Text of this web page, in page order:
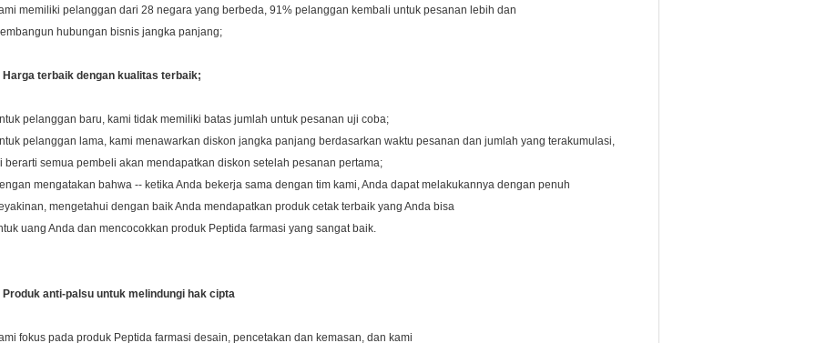
memiliki pelanggan dari 28 negara yang berbeda, 91% pelanggan kembali untuk pesanan lebih dan
hubungan bisnis jangka panjang;
Harga terbaik dengan kualitas terbaik;
pelanggan baru, kami tidak memiliki batas jumlah untuk pesanan uji coba;
pelanggan lama, kami menawarkan diskon jangka panjang berdasarkan waktu pesanan dan jumlah yang terakumulasi,
berarti semua pembeli akan mendapatkan diskon setelah pesanan pertama;
mengatakan bahwa -- ketika Anda bekerja sama dengan tim kami, Anda dapat melakukannya dengan penuh
mengetahui dengan baik Anda mendapatkan produk cetak terbaik yang Anda bisa
uang Anda dan mencocokkan produk Peptida farmasi yang sangat baik.
Produk anti-palsu untuk melindungi hak cipta
fokus pada produk Peptida farmasi desain, pencetakan dan kemasan, dan kami